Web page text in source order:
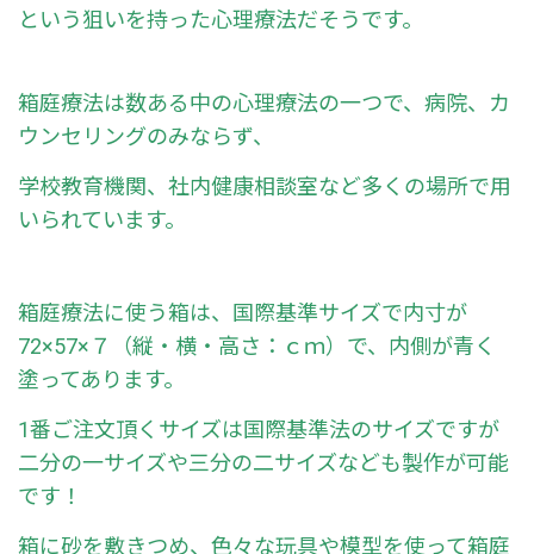
という狙いを持った心理療法だそうです。
箱庭療法は数ある中の心理療法の一つで、病院、カ
ウンセリングのみならず、
学校教育機関、社内健康相談室など多くの場所で用
いられています。
箱庭療法に使う箱は、国際基準サイズで内寸が
72×57×７（縦・横・高さ：ｃｍ）で、内側が青く
塗ってあります。
1番ご注文頂くサイズは国際基準法のサイズですが
二分の一サイズや三分の二サイズなども製作が可能
です！
箱に砂を敷きつめ、色々な玩具や模型を使って箱庭